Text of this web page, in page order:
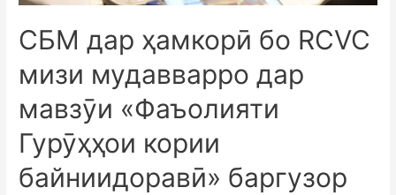
СБМ дар ҳамкорӣ бо RCVC
мизи мудавварро дар
мавзӯи «Фаъолияти
Гурӯҳҳои кории
байниидоравӣ» баргузор